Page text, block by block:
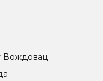
Вождовац